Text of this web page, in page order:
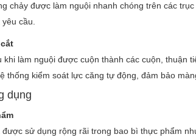
chảy được làm nguội nhanh chóng trên các
cầu.
khi làm nguội được cuộn thành các cuộn, thuận
thống kiểm soát lực căng tự động, đảm bảo
dụng
được sử dụng rộng rãi trong bao bì thực phẩm